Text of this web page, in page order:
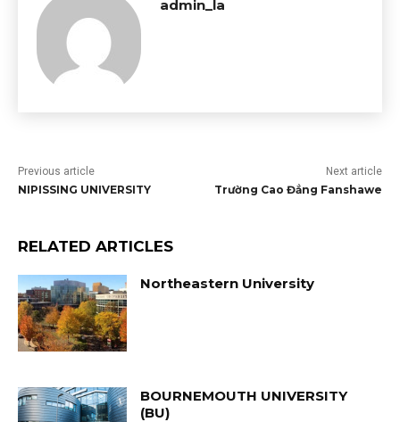
admin_la
Previous article
NIPISSING UNIVERSITY
Next article
Trường Cao Đẳng Fanshawe
RELATED ARTICLES
Northeastern University
BOURNEMOUTH UNIVERSITY
(BU)